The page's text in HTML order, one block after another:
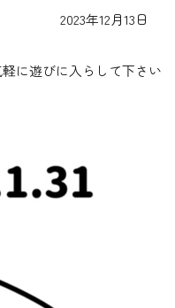
2023年12月13日
に遊びに入らして下さい